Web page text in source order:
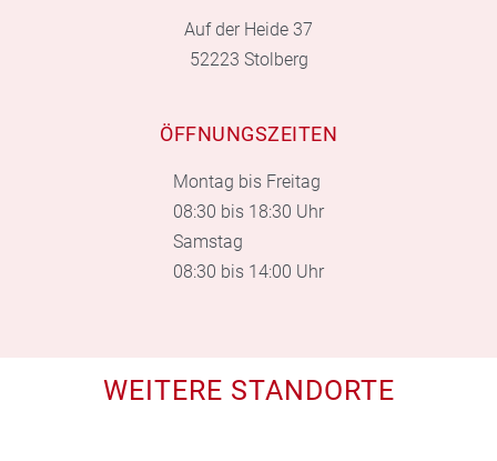
Auf der Heide 37
52223 Stolberg
ÖFFNUNGSZEITEN
Montag bis Freitag
08:30 bis 18:30 Uhr
Samstag
08:30 bis 14:00 Uhr
WEITERE STANDORTE